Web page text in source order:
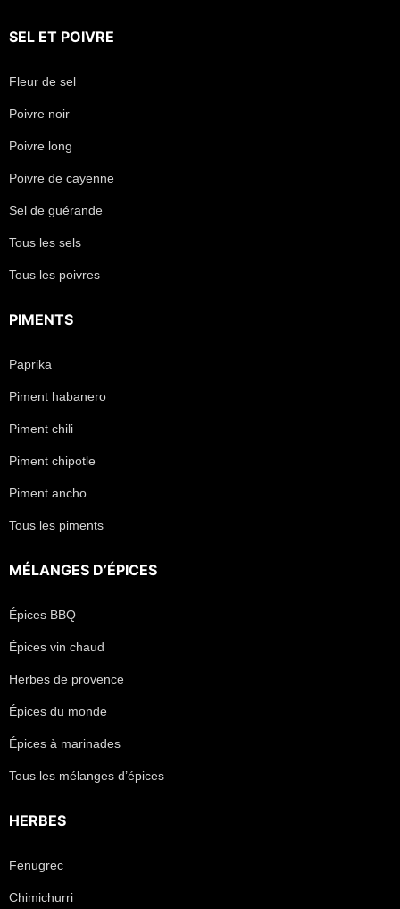
SEL ET POIVRE
Fleur de sel
Poivre noir
Poivre long
Poivre de cayenne
Sel de guérande
Tous les sels
Tous les poivres
PIMENTS
Paprika
Piment habanero
Piment chili
Piment chipotle
Piment ancho
Tous les piments
MÉLANGES D’ÉPICES
Épices BBQ
Épices vin chaud
Herbes de provence
Épices du monde
Épices à marinades
Tous les mélanges d’épices
HERBES
Fenugrec
Chimichurri